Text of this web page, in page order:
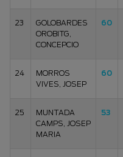
23
GOLOBARDES
OROBITG,
CONCEPCIO
60
24
MORROS
VIVES, JOSEP
60
25
MUNTADA
CAMPS, JOSEP
MARIA
53